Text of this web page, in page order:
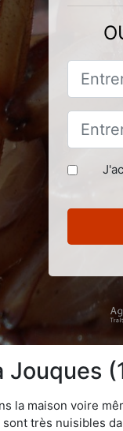
Jouques
la maison voire
très nuisibles